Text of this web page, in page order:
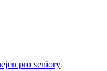
pro seniory